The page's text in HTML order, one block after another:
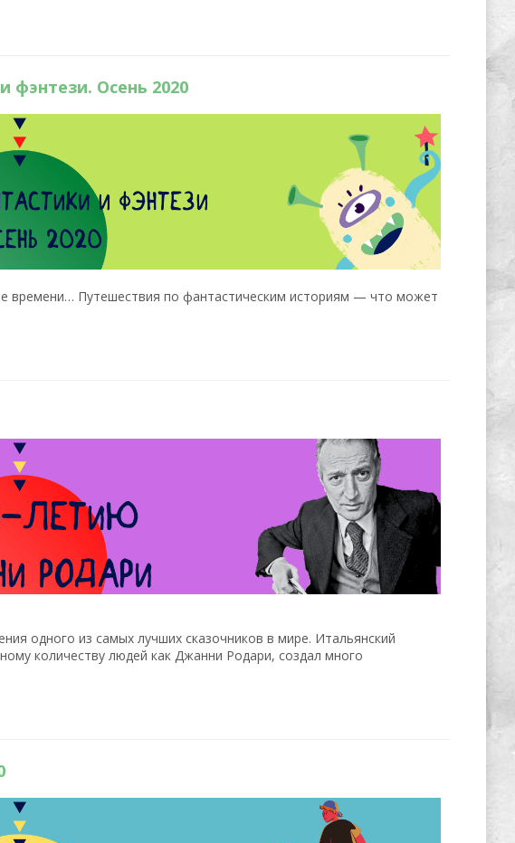
фэнтези. Осень 2020
времени… Путешествия по фантастическим историям — что может
одного из самых лучших сказочников в мире. Итальянский
количеству людей как Джанни Родари, создал много